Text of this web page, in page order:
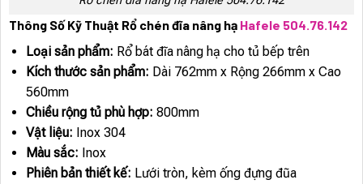
Thông Số Kỹ Thuật Rổ chén đĩa nâng hạ Hafele 504.76.142
Loại sản phẩm: Rổ bát đĩa nâng hạ cho tủ bếp trên
Kích thước sản phẩm: Dài 762mm x Rộng 266mm x Cao
560mm
Chiều rộng tủ phù hợp: 800mm
Vật liệu: Inox 304
Màu sắc: Inox
Phiên bản thiết kế: Lưới tròn, kèm ống đựng đũa